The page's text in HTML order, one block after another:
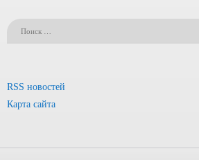
RSS новостей
Карта сайта